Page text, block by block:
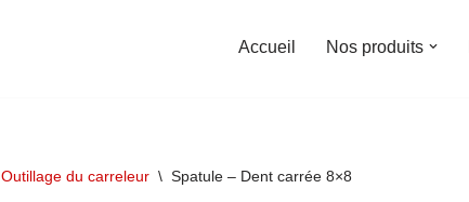
Accueil Nos produits
Outillage du carreleur \ Spatule – Dent carrée 8×8